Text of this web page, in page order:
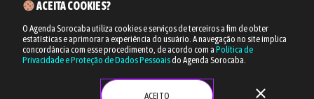
11/10 às 15h
Tagua + Gab Ferreira
ACEITA COOKIES?
O Agenda Sorocaba utiliza cookies e serviços de terceiros a fim de obter
estatísticas e aprimorar a experiência do usuário. A navegação no site implica
concordância com esse procedimento, de acordo com a Política de
Privacidade e Proteção de Dados Pessoaisdo Agenda Sorocaba.
ACEITO close